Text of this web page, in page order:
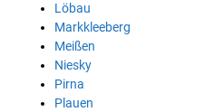
Löbau
Markkleeberg
Meißen
Niesky
Pirna
Plauen